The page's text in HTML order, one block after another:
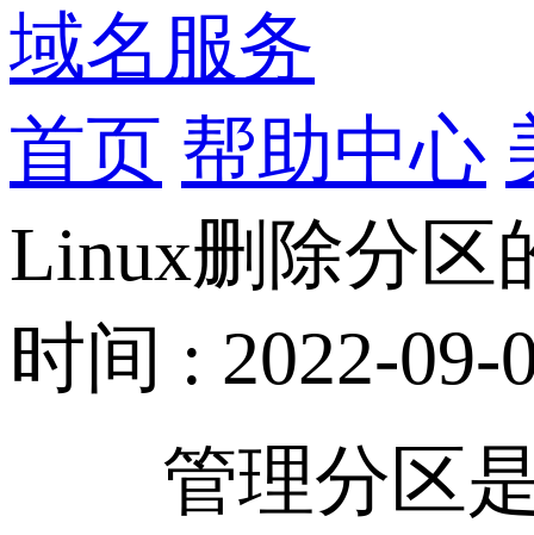
域名服务
首页 帮助中心
Linux删除分区
时间 : 2022-09-
管理分区是